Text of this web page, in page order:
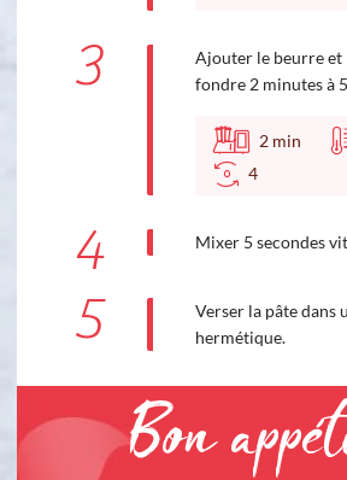
3
Ajouter le beurre et
fondre 2 minutes à
2 min
4
4 Mixer 5 secondes
5
Verser la pâte dans
hermétique.
Bon